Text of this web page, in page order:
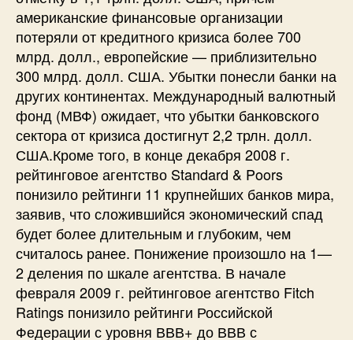
американские финансовые организации
потеряли от кредитного кризиса более 700
млрд. долл., европейские — приблизительно
300 млрд. долл. США. Убытки понесли банки на
других континентах. Международный валютный
фонд (МВФ) ожидает, что убытки банковского
сектора от кризиса достигнут 2,2 трлн. долл.
США.Кроме того, в конце декабря 2008 г.
рейтинговое агентство Standard & Poors
понизило рейтинги 11 крупнейших банков мира,
заявив, что сложившийся экономический спад
будет более длительным и глубоким, чем
считалось ранее. Понижение произошло на 1—
2 деления по шкале агентства. В начале
февраля 2009 г. рейтинговое агентство Fitch
Ratings понизило рейтинги Российской
Федерации с уровня ВВВ+ до ВВВ с